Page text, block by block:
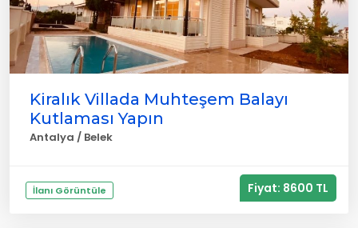
Kiralık Villada Muhteşem Balayı
Kutlaması Yapın
Antalya / Belek
İlanı Görüntüle Fiyat: 8600 TL